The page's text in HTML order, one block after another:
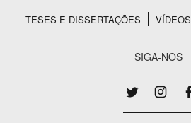
TESES E DISSERTAÇÕES
VÍDEOS
SIGA-NOS